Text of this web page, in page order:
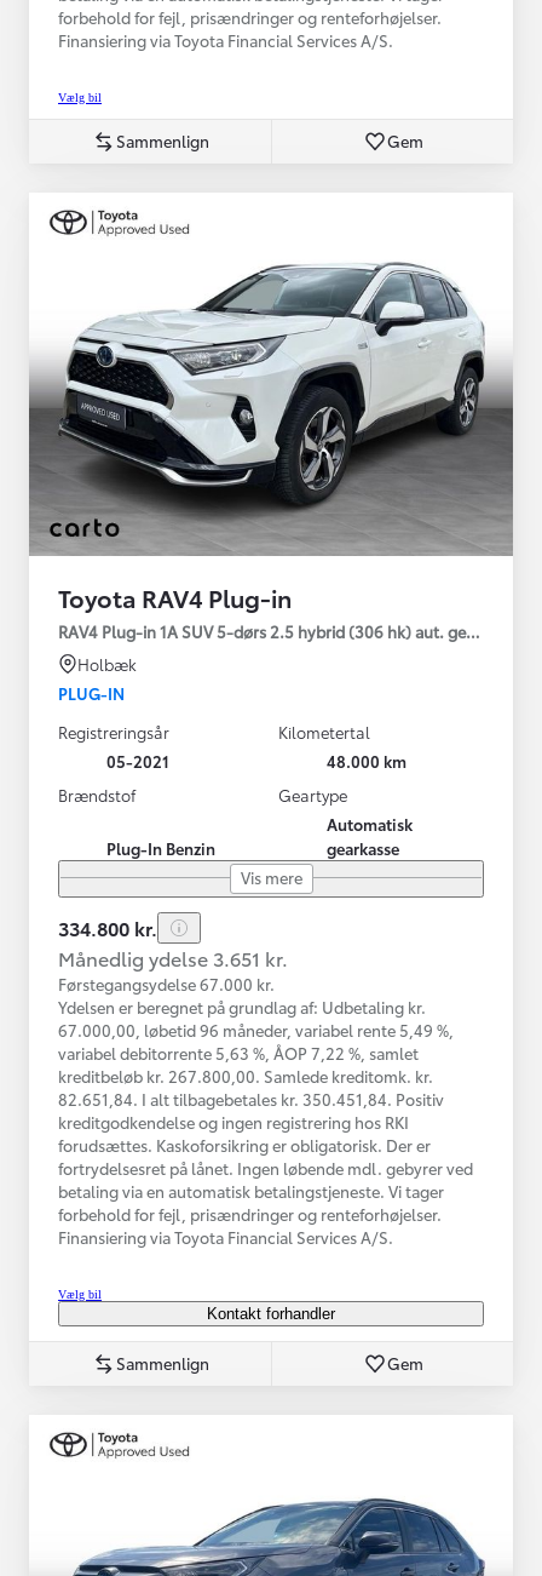
forbehold for fejl, prisændringer og renteforhøjelser.
Finansiering via Toyota Financial Services A/S.
Vælg bil
Sammenlign Gem
Toyota RAV4 Plug-in
RAV4 Plug-in 1A SUV 5-dørs 2.5 hybrid (306 hk) aut. gear AWD-i
Holbæk
PLUG-IN
Registreringsår
05-2021
Kilometertal
48.000 km
Brændstof
Plug-In Benzin
Geartype
Automatisk
gearkasse
Vis mere
334.800 kr.
Månedlig ydelse 3.651 kr.
Førstegangsydelse 67.000 kr.
Ydelsen er beregnet på grundlag af: Udbetaling kr.
67.000,00, løbetid 96 måneder, variabel rente 5,49 %,
variabel debitorrente 5,63 %, ÅOP 7,22 %, samlet
kreditbeløb kr. 267.800,00. Samlede kreditomk. kr.
82.651,84. I alt tilbagebetales kr. 350.451,84. Positiv
kreditgodkendelse og ingen registrering hos RKI
forudsættes. Kaskoforsikring er obligatorisk. Der er
fortrydelsesret på lånet. Ingen løbende mdl. gebyrer ved
betaling via en automatisk betalingstjeneste. Vi tager
forbehold for fejl, prisændringer og renteforhøjelser.
Finansiering via Toyota Financial Services A/S.
Vælg bil
Kontakt forhandler
Sammenlign Gem